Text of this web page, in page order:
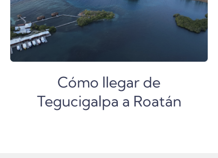
Cómo llegar de
Tegucigalpa a Roatán